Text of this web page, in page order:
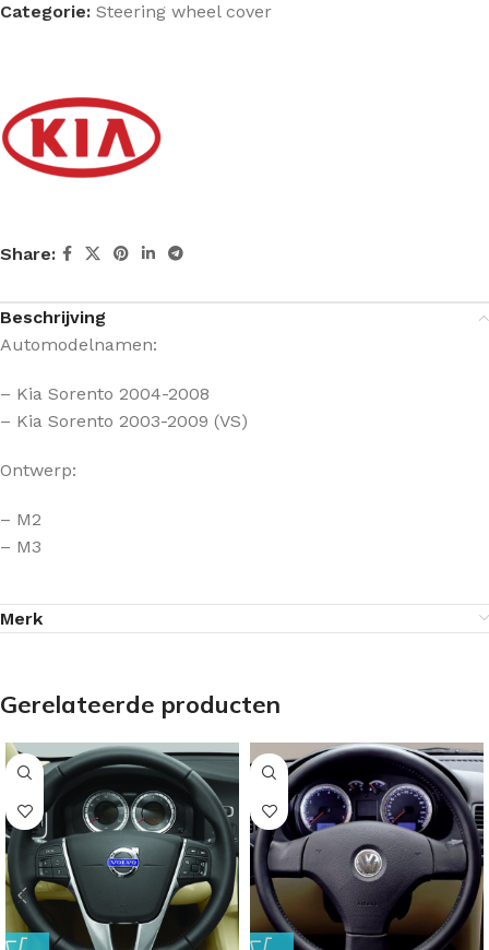
Categorie: Steering wheel cover
Share:
Beschrijving
Automodelnamen:
– Kia Sorento 2004-2008
– Kia Sorento 2003-2009 (VS)
Ontwerp:
– M2
– M3
Merk
Gerelateerde producten